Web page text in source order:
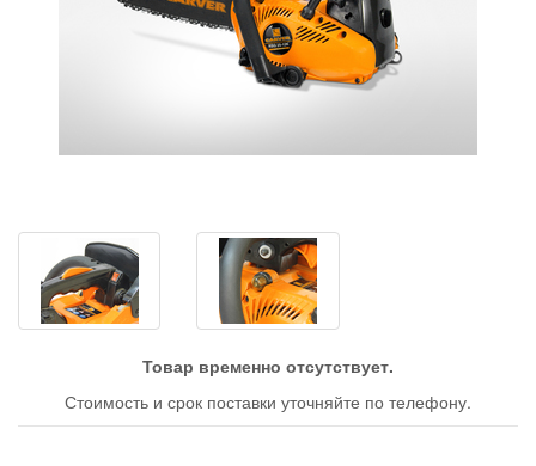
Товар временно отсутствует.
Стоимость и срок поставки уточняйте по телефону.